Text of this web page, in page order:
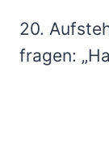
20.
fragen: